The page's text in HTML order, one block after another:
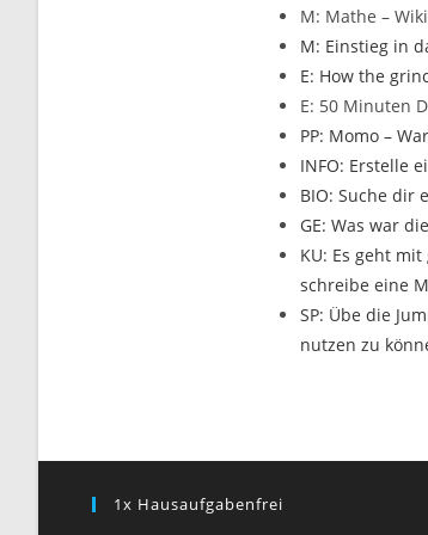
M: Mathe – Wiki
M: Einstieg in
E: How the
E: 50 Minuten
PP: Momo –
INFO: Erstelle
BIO: Suche dir
GE: Was war
KU: Es geht
schreibe eine
SP: Übe die
nutzen zu
1x Hausaufgabenfrei